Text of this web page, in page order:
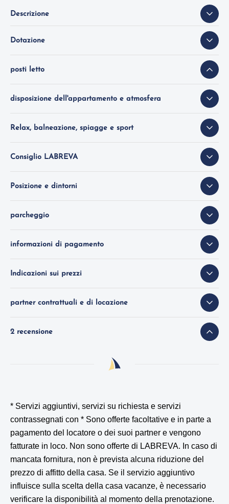
Descrizione
Dotazione
posti letto
disposizione dell'appartamento e atmosfera
Relax, balneazione, spiagge e sport
Consiglio LABREVA
Posizione e dintorni
parcheggio
informazioni di pagamento
Indicazioni sui prezzi
partner contrattuali e di locazione
2 recensione
* Servizi aggiuntivi, servizi su richiesta e servizi
contrassegnati con * Sono offerte facoltative e in parte a
pagamento del locatore o dei suoi partner e vengono
fatturate in loco. Non sono offerte di LABREVA. In caso di
mancata fornitura, non è prevista alcuna riduzione del
prezzo di affitto della casa. Se il servizio aggiuntivo
influisce sulla scelta della casa vacanze, è necessario
verificare la disponibilità al momento della prenotazione.